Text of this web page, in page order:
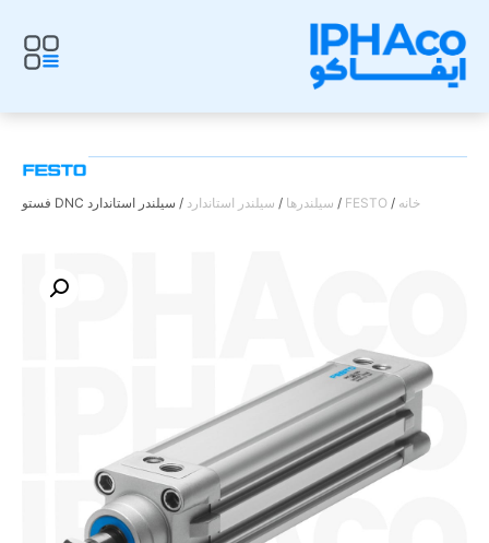
خانه /
FESTO
/ سیلندرها / سیلندر استاندارد / سیلندر استاندارد DNC فستو